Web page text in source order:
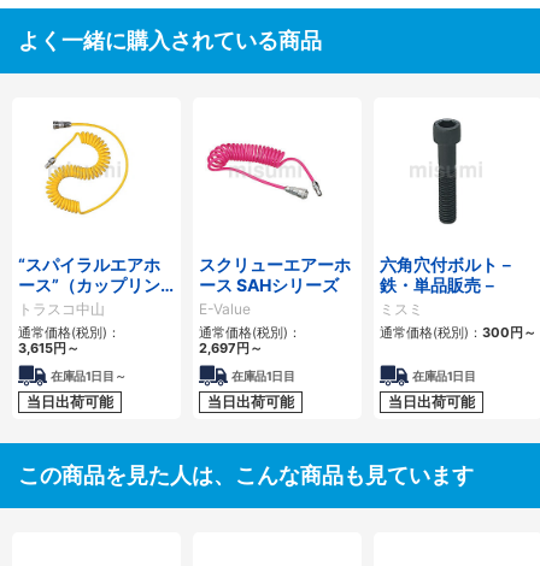
よく一緒に購入されている商品
“スパイラルエアホ
ース”（カップリン
グ付）
トラスコ中山
通常価格(税別)：
3,615円～
在庫品1日目～
当日出荷可能
スクリューエアーホ
ース SAHシリーズ
E-Value
通常価格(税別)：
2,697円～
在庫品1日目
当日出荷可能
六角穴付ボルト－
鉄・単品販売－
ミスミ
通常価格(税別)： 300円～
在庫品1日目
当日出荷可能
この商品を見た人は、こんな商品も見ています